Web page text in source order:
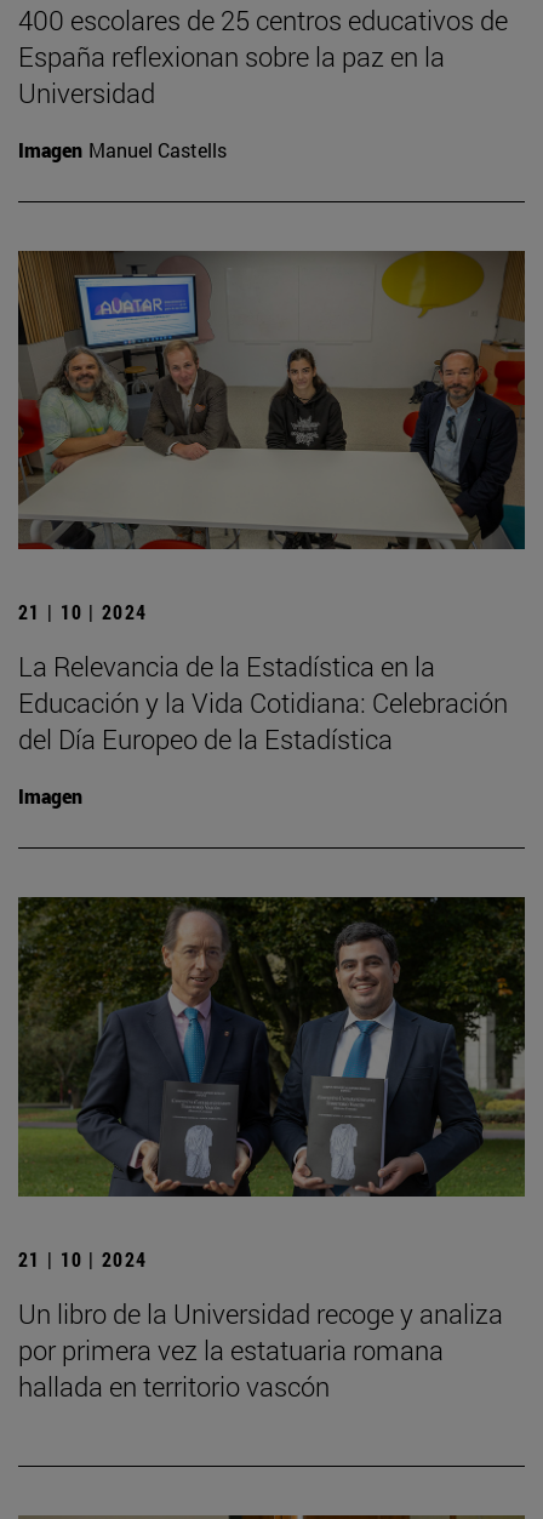
400 escolares de 25 centros educativos de
España reflexionan sobre la paz en la
Universidad
Imagen Manuel Castells
21 | 10 | 2024
La Relevancia de la Estadística en la
Educación y la Vida Cotidiana: Celebración
del Día Europeo de la Estadística
Imagen
21 | 10 | 2024
Un libro de la Universidad recoge y analiza
por primera vez la estatuaria romana
hallada en territorio vascón